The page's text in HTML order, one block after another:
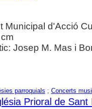
Municipal d'Acció
Josep M. Mas i
parroquials ; Concerts
Prioral de Sant